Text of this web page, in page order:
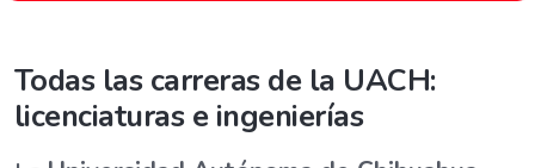
Todas las carreras de la UACH:
licenciaturas e ingenierías